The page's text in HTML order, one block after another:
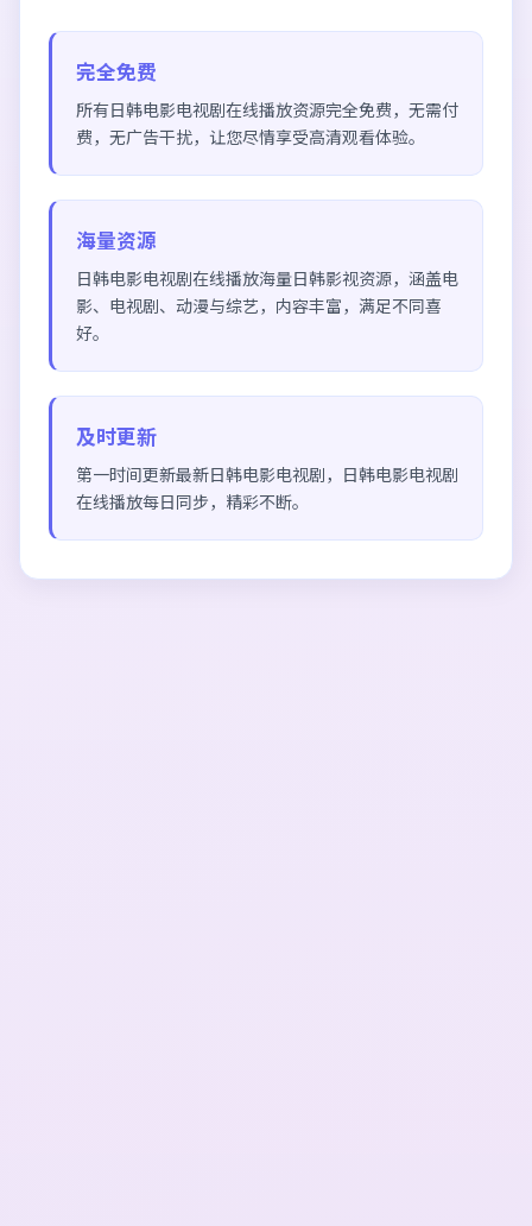
完全免费
所有日韩电影电视剧在线播放资源完全免费，无需付
费，无广告干扰，让您尽情享受高清观看体验。
海量资源
日韩电影电视剧在线播放海量日韩影视资源，涵盖电
影、电视剧、动漫与综艺，内容丰富，满足不同喜
好。
及时更新
第一时间更新最新日韩电影电视剧， 日韩电影电视剧
在线播放每日同步，精彩不断。